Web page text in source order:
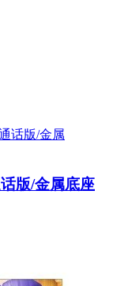
版/金属底座